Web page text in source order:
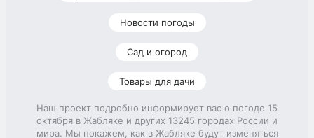
Новости погоды
Сад и огород
Товары для дачи
Наш проект подробно информирует вас о погоде 15
октября в Жабляке и других 13245 городах России и
мира. Мы покажем, как в Жабляке будут изменяться